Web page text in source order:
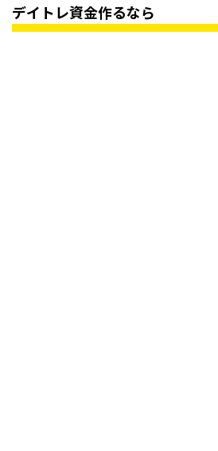
デイトレ資金作るなら